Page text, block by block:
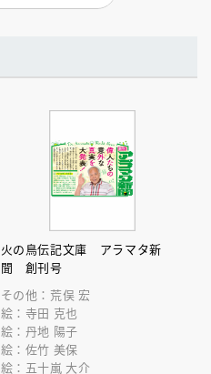
火の鳥伝記文庫 アラマタ新
聞 創刊号
その他：荒俣 宏
絵：寺田 克也
絵：丹地 陽子
絵：佐竹 美保
絵：五十嵐 大介